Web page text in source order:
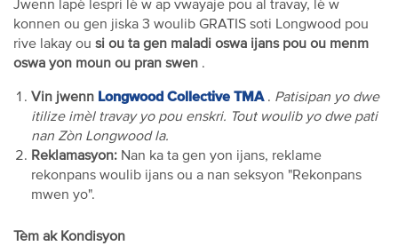
Jwenn lapè lespri lè w ap vwayaje pou al travay, lè w
konnen ou gen jiska 3 woulib GRATIS soti Longwood pou
rive lakay ou si ou ta gen maladi oswa ijans pou ou menm
oswa yon moun ou pran swen .
Vin jwenn Longwood Collective TMA. Patisipan yo dwe
itilize imèl travay yo pou enskri. Tout woulib yo dwe pati
nan Zòn Longwood la.
Reklamasyon: Nan ka ta gen yon ijans, reklame
rekonpans woulib ijans ou a nan seksyon "Rekonpans
mwen yo".
Tèm ak Kondisyon